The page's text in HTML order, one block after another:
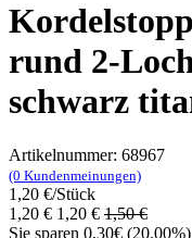
rund 2-
schwarz
Artikelnummer: 68967
(0 Kundenmeinungen)
1,20 €/Stück
1,20 € 1,20 € 1,50 €
Sie sparen 0,30€ (20.00%)